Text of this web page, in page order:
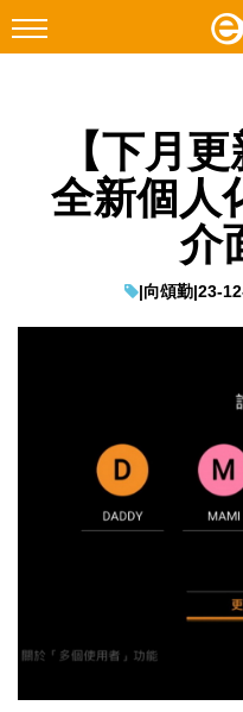
Facebook Instagram
科技焦點
教學評測
生成式AI與雲端應用
Enterprise Digital
【下月
全新個人
介
|向頌勤|23-